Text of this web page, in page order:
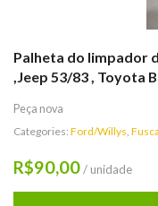
Palheta do limpador
,Jeep 53/83 , Toyota
Peça nova
Categories: Ford/Willys, Fusca
R$90,00/ unidade